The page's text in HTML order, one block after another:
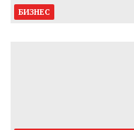
БИЗНЕС